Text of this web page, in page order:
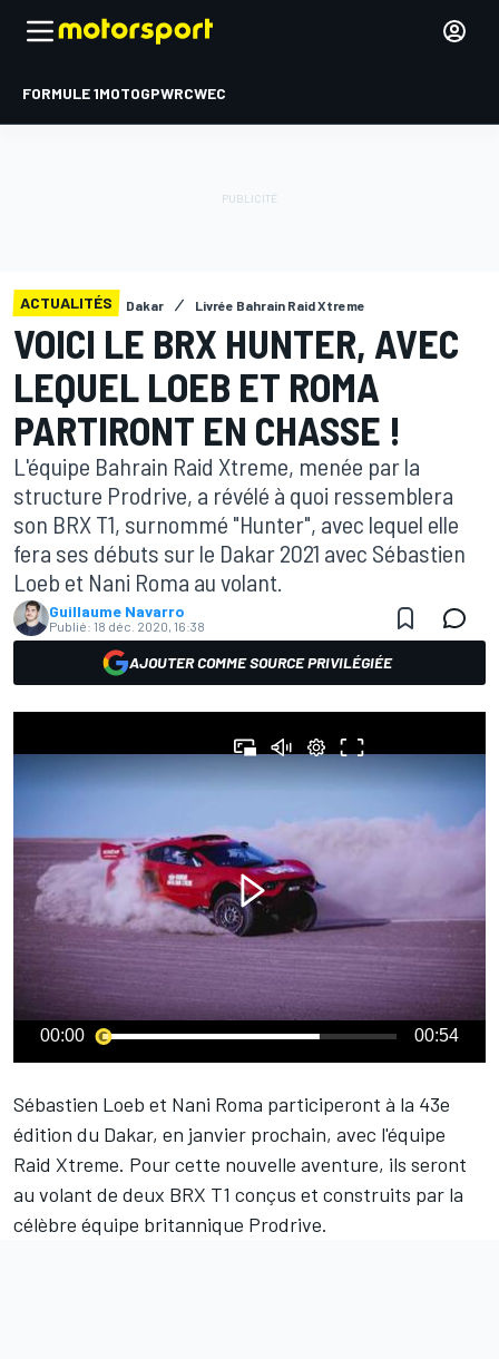
FORMULE 1MOTOGPWRCWEC
ACTUALITÉS Dakar Livrée Bahrain Raid Xtreme
VOICI LE BRX HUNTER, AVEC
LEQUEL LOEB ET ROMA
PARTIRONT EN CHASSE !
L'équipe Bahrain Raid Xtreme, menée par la
structure Prodrive, a révélé à quoi ressemblera
son BRX T1, surnommé "Hunter", avec lequel elle
fera ses débuts sur le Dakar 2021 avec Sébastien
Loeb et Nani Roma au volant.
Guillaume Navarro
Publié: 18 déc. 2020, 16:38
AJOUTER COMME SOURCE PRIVILÉGIÉE
00:00 00:54
Sébastien Loeb et Nani Roma participeront à la 43e
édition du Dakar, en janvier prochain, avec l'équipe
Raid Xtreme. Pour cette nouvelle aventure, ils seront
au volant de deux BRX T1 conçus et construits par la
célèbre équipe britannique Prodrive.